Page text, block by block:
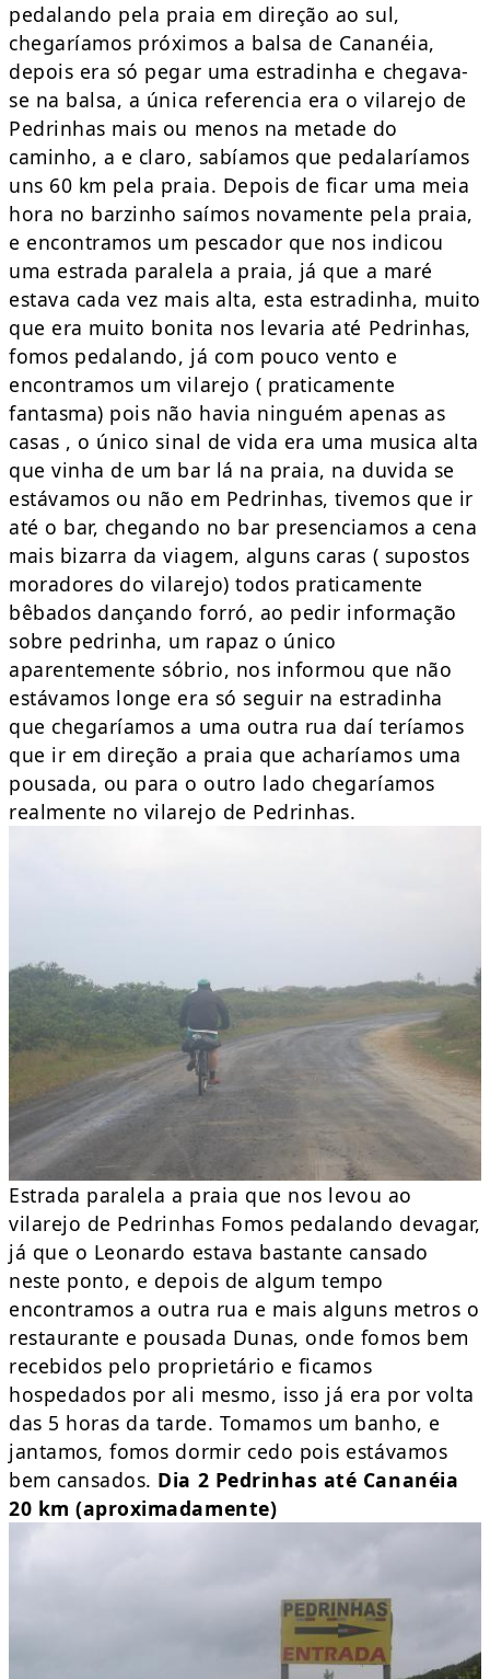
pedalando pela praia em direção ao sul,
chegaríamos próximos a balsa de Cananéia,
depois era só pegar uma estradinha e chegava-
se na balsa, a única referencia era o vilarejo de
Pedrinhas mais ou menos na metade do
caminho, a e claro, sabíamos que pedalaríamos
uns 60 km pela praia. Depois de ficar uma meia
hora no barzinho saímos novamente pela praia,
e encontramos um pescador que nos indicou
uma estrada paralela a praia, já que a maré
estava cada vez mais alta, esta estradinha, muito
que era muito bonita nos levaria até Pedrinhas,
fomos pedalando, já com pouco vento e
encontramos um vilarejo ( praticamente
fantasma) pois não havia ninguém apenas as
casas , o único sinal de vida era uma musica alta
que vinha de um bar lá na praia, na duvida se
estávamos ou não em Pedrinhas, tivemos que ir
até o bar, chegando no bar presenciamos a cena
mais bizarra da viagem, alguns caras ( supostos
moradores do vilarejo) todos praticamente
bêbados dançando forró, ao pedir informação
sobre pedrinha, um rapaz o único
aparentemente sóbrio, nos informou que não
estávamos longe era só seguir na estradinha
que chegaríamos a uma outra rua daí teríamos
que ir em direção a praia que acharíamos uma
pousada, ou para o outro lado chegaríamos
realmente no vilarejo de Pedrinhas.
Estrada paralela a praia que nos levou ao
vilarejo de Pedrinhas Fomos pedalando devagar,
já que o Leonardo estava bastante cansado
neste ponto, e depois de algum tempo
encontramos a outra rua e mais alguns metros o
restaurante e pousada Dunas, onde fomos bem
recebidos pelo proprietário e ficamos
hospedados por ali mesmo, isso já era por volta
das 5 horas da tarde. Tomamos um banho, e
jantamos, fomos dormir cedo pois estávamos
bem cansados. Dia 2 Pedrinhas até Cananéia
20 km (aproximadamente)